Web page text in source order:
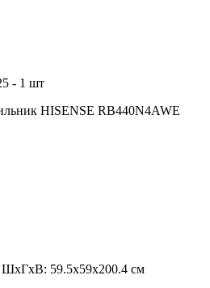
- 1 шт
HISENSE RB440N4AWE
ШхГхВ: 59.5х59х200.4 см